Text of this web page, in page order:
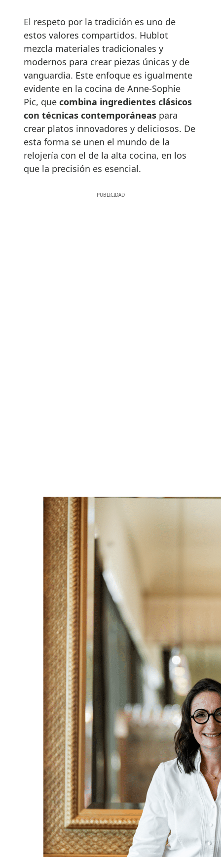
El respeto por la tradición es uno de
estos valores compartidos. Hublot
mezcla materiales tradicionales y
modernos para crear piezas únicas y de
vanguardia. Este enfoque es igualmente
evidente en la cocina de Anne-Sophie
Pic, que combina ingredientes clásicos
con técnicas contemporáneas para
crear platos innovadores y deliciosos. De
esta forma se unen el mundo de la
relojería con el de la alta cocina, en los
que la precisión es esencial.